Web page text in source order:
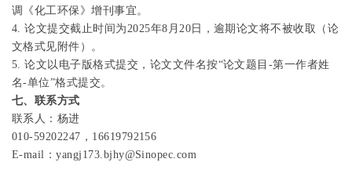
调《化工环保》增刊事宜。
4.论文提交截止时间为2025年8 月20 日，逾期论文将不被收取（论
文格式见附件）。
5.论文以电子版格式提交，论文文件名按“论文题目 -第一作者姓
名-单位”格式提交。
七、联系方式
联系人：杨进
010-59202247， 16619792156
E-mail ：yangj173.bjhy@Sinopec.com